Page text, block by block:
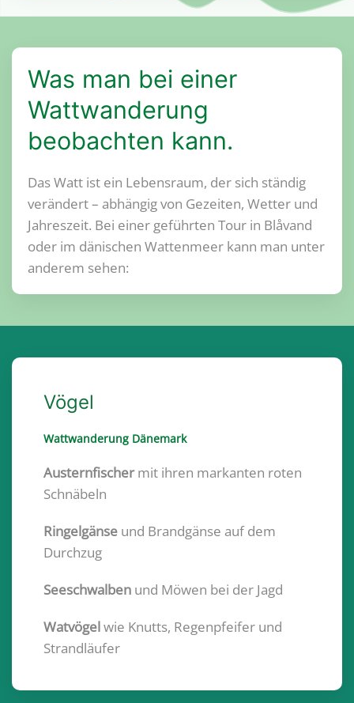
Was man bei einer
Wattwanderung
beobachten kann.
Das Watt ist ein Lebensraum, der sich ständig
verändert – abhängig von Gezeiten, Wetter und
Jahreszeit. Bei einer geführten Tour in Blåvand
oder im dänischen Wattenmeer kann man unter
anderem sehen:
Vögel
Wattwanderung Dänemark
Austernfischermit ihren markanten roten
Schnäbeln
Ringelgänse und Brandgänse auf dem
Durchzug
Seeschwalben und Möwen bei der Jagd
Watvögelwie Knutts, Regenpfeifer und
Strandläufer